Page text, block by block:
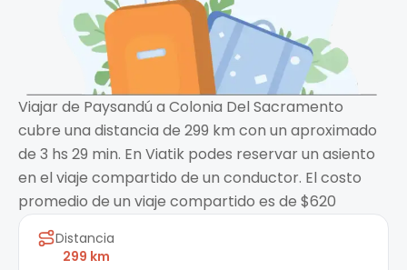
Viajar de Paysandú a Colonia Del Sacramento
cubre una distancia de 299 km con un aproximado
de 3 hs 29 min. En Viatik podes reservar un asiento
en el viaje compartido de un conductor. El costo
promedio de un viaje compartido es de $620
Distancia
299 km